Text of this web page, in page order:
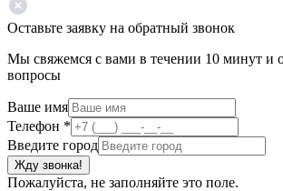
Оставьте заявку на обратный звонок
Мы свяжемся с вами в течении 10 минут и
вопросы
Ваше имя
Телефон *
Введите город
Жду звонка!
Пожалуйста, не заполняйте это поле.